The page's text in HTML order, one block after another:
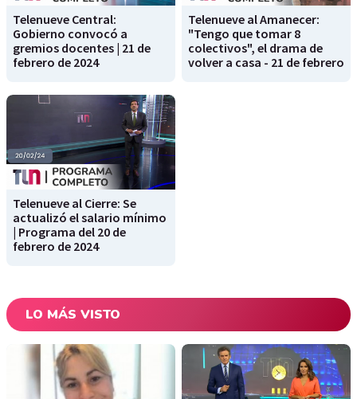
Telenueve Central:
Gobierno convocó a
gremios docentes | 21 de
febrero de 2024
Telenueve al Amanecer:
"Tengo que tomar 8
colectivos", el drama de
volver a casa - 21 de febrero
Telenueve al Cierre: Se
actualizó el salario mínimo
| Programa del 20 de
febrero de 2024
LO MÁS VISTO